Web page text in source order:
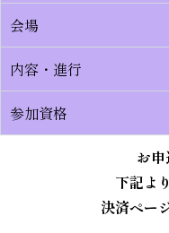
会場
内容・進行
参加資格
お
下記よ
決済ペー